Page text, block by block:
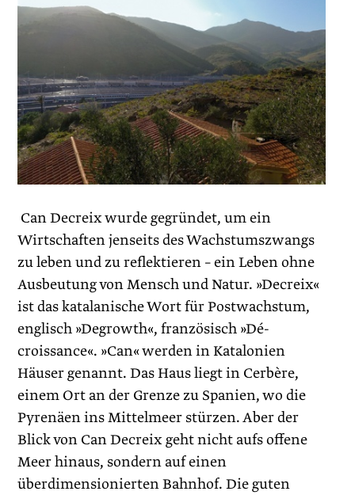
Can Decreix wurde gegründet, um ein
Wirtschaften jenseits des Wachstumszwangs
zu leben und zu reflektieren – ein Leben ohne
Ausbeutung von Mensch und Natur. »Decreix«
ist das katalanische Wort für Postwachstum,
englisch »Degrowth«, französisch »Dé­
croissance«. »Can« werden in Katalonien
Häuser genannt. Das Haus liegt in Cerbère,
einem Ort an der Grenze zu Spanien, wo die
Pyrenäen ins Mittelmeer stürzen. Aber der
Blick von Can Decreix geht nicht aufs offene
Meer hinaus, sondern auf einen
überdimensionierten Bahnhof. Die guten